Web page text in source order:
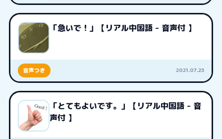
「急いで！」【リアル中国語 - 音声付 】
音声つき 2021.07.23
「とてもよいです。」【リアル中国語 - 音
声付 】